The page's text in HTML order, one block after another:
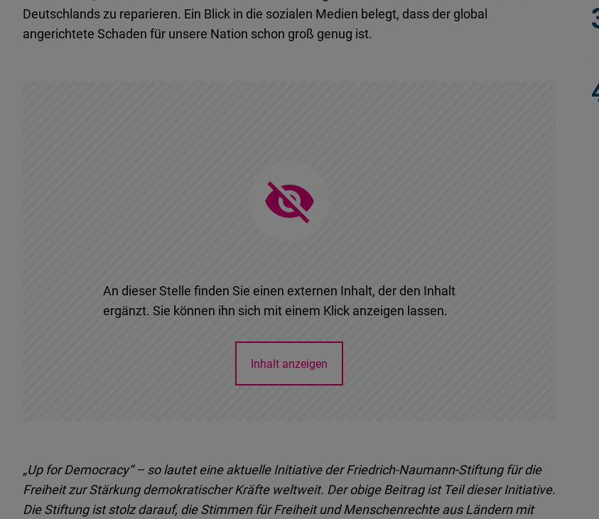
Deutschlands zu reparieren. Ein Blick in die sozialen Medien belegt, dass der global
angerichtete Schaden für unsere Nation schon groß genug ist.
An dieser Stelle finden Sie einen externen Inhalt, der den Inhalt
ergänzt. Sie können ihn sich mit einem Klick anzeigen lassen.
Inhalt anzeigen
„Up for Democracy“ – so lautet eine aktuelle Initiative der Friedrich-Naumann-Stiftung für die
Freiheit zur Stärkung demokratischer Kräfte weltweit. Der obige Beitrag ist Teil dieser Initiative.
Die Stiftung ist stolz darauf, die Stimmen für Freiheit und Menschenrechte aus Ländern mit